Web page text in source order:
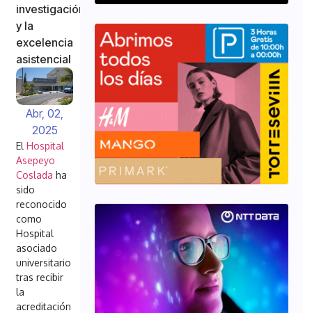
investigación
y la
excelencia
asistencial
Abr, 02,
2025
ElHospital
Asepeyo
Coslada ha
sido
reconocido
como
Hospital
asociado
universitario
tras recibir
la
acreditación